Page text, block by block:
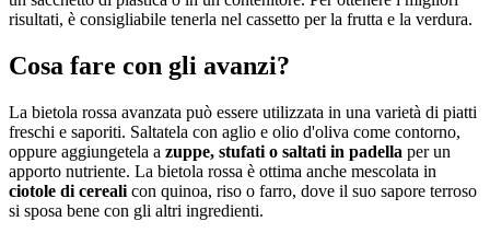
risultati, è consigliabile tenerla nel cassetto per la frutta e la verdura.
Cosa fare con gli avanzi?
La bietola rossa avanzata può essere utilizzata in una varietà di piatti
freschi e saporiti. Saltatela con aglio e olio d'oliva come contorno,
oppure aggiungetela a zuppe, stufati o saltati in padella per un
apporto nutriente. La bietola rossa è ottima anche mescolata in
ciotole di cereali con quinoa, riso o farro, dove il suo sapore terroso
si sposa bene con gli altri ingredienti.